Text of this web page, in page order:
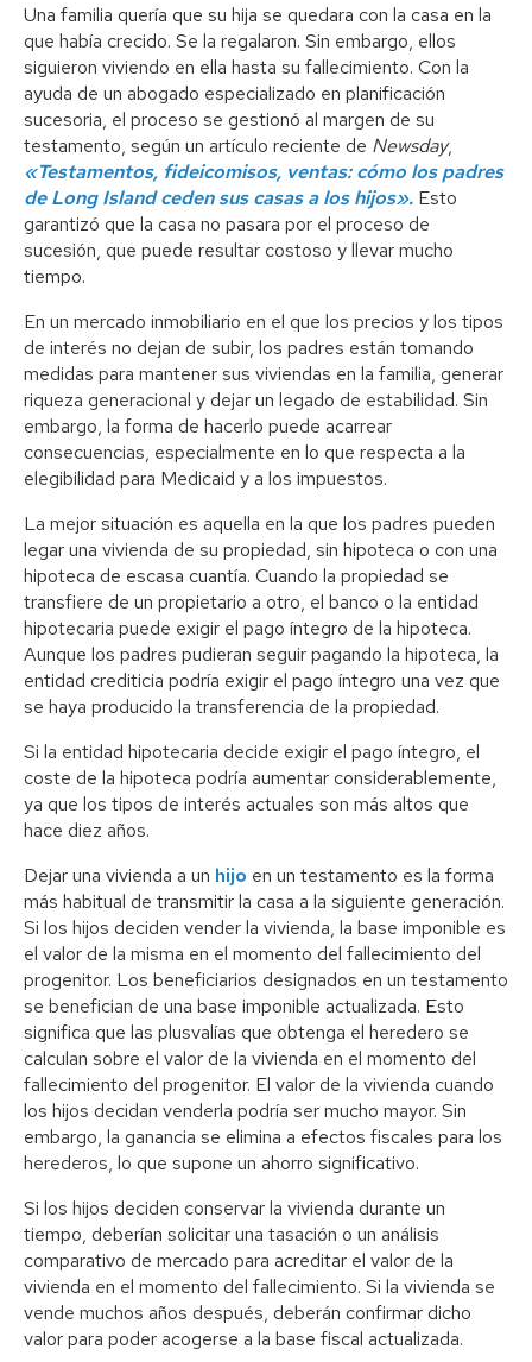
Una familia quería que su hija se quedara con la casa en la
que había crecido. Se la regalaron. Sin embargo, ellos
siguieron viviendo en ella hasta su fallecimiento. Con la
ayuda de un abogado especializado en planificación
sucesoria, el proceso se gestionó al margen de su
testamento, según un artículo reciente de Newsday,
«Testamentos, fideicomisos, ventas: cómo los padres
de Long Island ceden sus casas a los hijos». Esto
garantizó que la casa no pasara por el proceso de
sucesión, que puede resultar costoso y llevar mucho
tiempo.
En un mercado inmobiliario en el que los precios y los tipos
de interés no dejan de subir, los padres están tomando
medidas para mantener sus viviendas en la familia, generar
riqueza generacional y dejar un legado de estabilidad. Sin
embargo, la forma de hacerlo puede acarrear
consecuencias, especialmente en lo que respecta a la
elegibilidad para Medicaid y a los impuestos.
La mejor situación es aquella en la que los padres pueden
legar una vivienda de su propiedad, sin hipoteca o con una
hipoteca de escasa cuantía. Cuando la propiedad se
transfiere de un propietario a otro, el banco o la entidad
hipotecaria puede exigir el pago íntegro de la hipoteca.
Aunque los padres pudieran seguir pagando la hipoteca, la
entidad crediticia podría exigir el pago íntegro una vez que
se haya producido la transferencia de la propiedad.
Si la entidad hipotecaria decide exigir el pago íntegro, el
coste de la hipoteca podría aumentar considerablemente,
ya que los tipos de interés actuales son más altos que
hace diez años.
Dejar una vivienda a un hijo en un testamento es la forma
más habitual de transmitir la casa a la siguiente generación.
Si los hijos deciden vender la vivienda, la base imponible es
el valor de la misma en el momento del fallecimiento del
progenitor. Los beneficiarios designados en un testamento
se benefician de una base imponible actualizada. Esto
significa que las plusvalías que obtenga el heredero se
calculan sobre el valor de la vivienda en el momento del
fallecimiento del progenitor. El valor de la vivienda cuando
los hijos decidan venderla podría ser mucho mayor. Sin
embargo, la ganancia se elimina a efectos fiscales para los
herederos, lo que supone un ahorro significativo.
Si los hijos deciden conservar la vivienda durante un
tiempo, deberían solicitar una tasación o un análisis
comparativo de mercado para acreditar el valor de la
vivienda en el momento del fallecimiento. Si la vivienda se
vende muchos años después, deberán confirmar dicho
valor para poder acogerse a la base fiscal actualizada.